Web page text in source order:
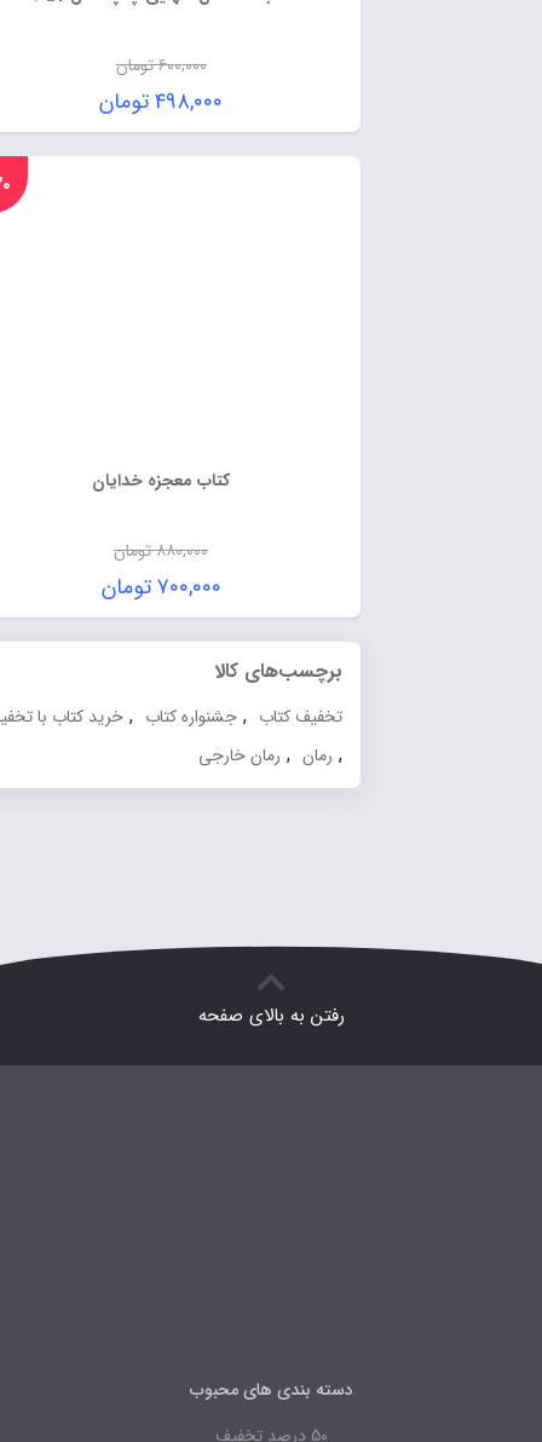
تومان
۴۹۸,۰۰۰ تومان
کتاب معجزه خدایان
تومان
۷۰۰,۰۰۰تومان
برچسب‌های کالا
تخفیف کتاب , جشنواره کتاب ,خرید کتاب با تخفیف
, رمان خارجی
رفتن به بالای صفحه
دسته بندی های محبوب